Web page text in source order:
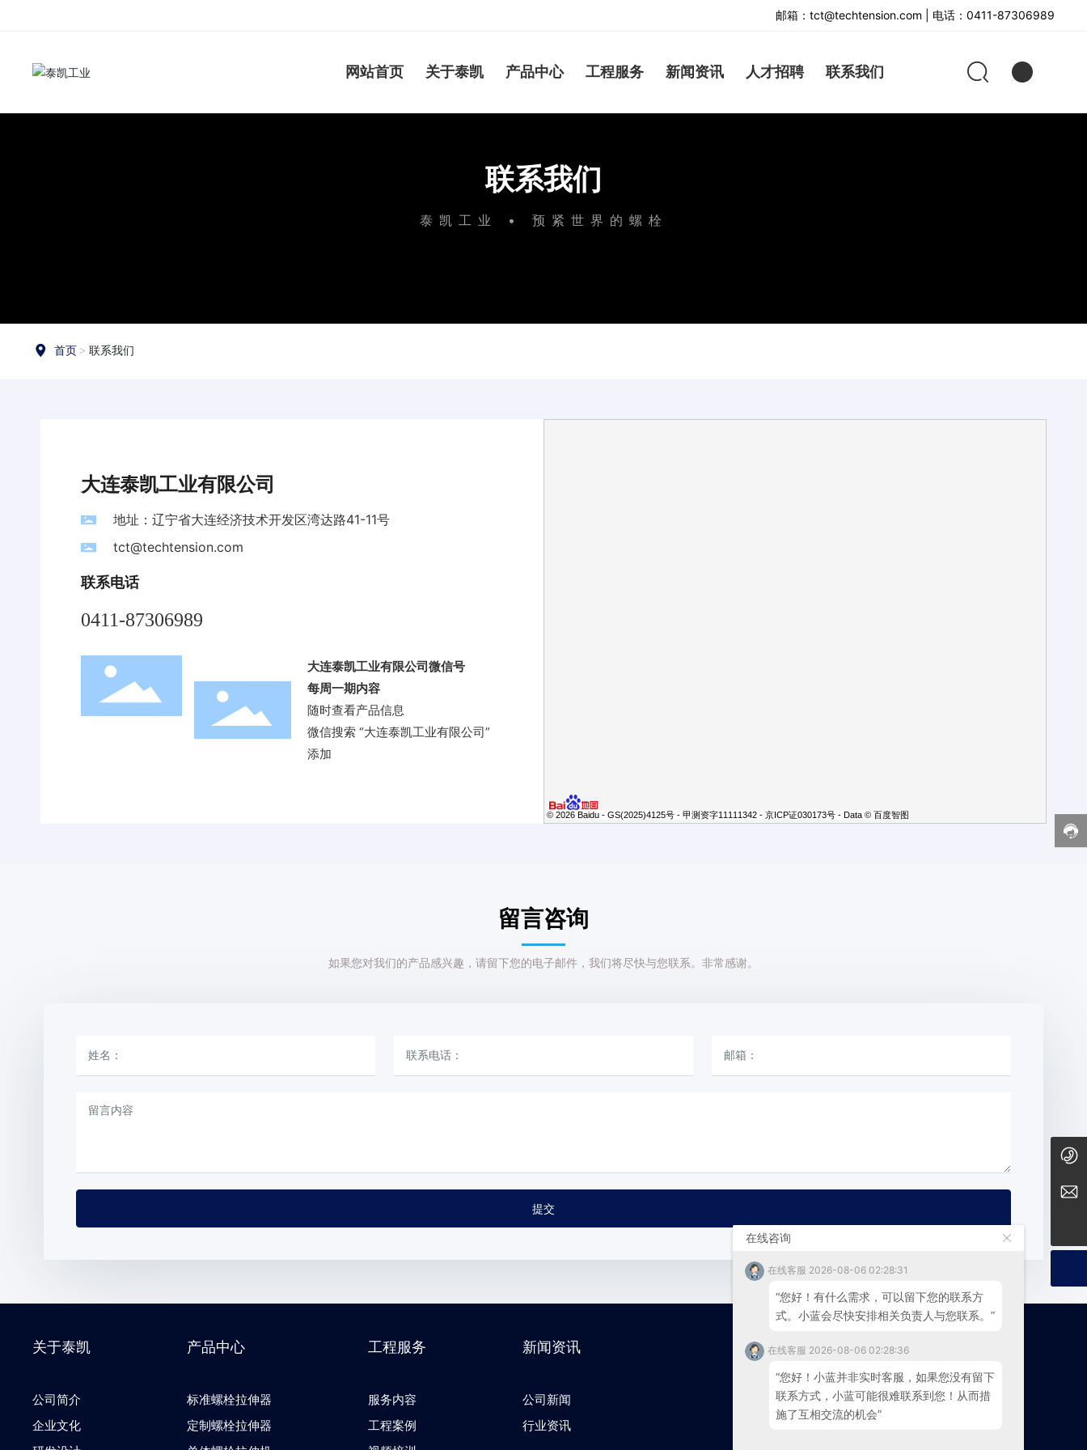
邮箱：tct@techtension.com | 电话：0411-87306989
网站首页 关于泰凯 产品中心 工程服务 新闻资讯 人才招聘 联系我们
联系我们
泰凯工业 • 预紧世界的螺栓
首页 联系我们
大连泰凯工业有限公司
地址：辽宁省大连经济技术开发区湾达路41-11号
tct@techtension.com
联系电话
0411-87306989
大连泰凯工业有限公司微信号
每周一期内容
随时查看产品信息
微信搜索 “大连泰凯工业有限公司”
添加
© 2026 Baidu - GS(2025)4125号 - 甲测资字11111342 - 京ICP证030173号 - Data © 百度智图
留言咨询
如果您对我们的产品感兴趣，请留下您的电子邮件，我们将尽快与您联系。非常感谢。
提交
关于泰凯
公司简介
企业文化
产品中心
标准螺栓拉伸器
定制螺栓拉伸器
工程服务
服务内容
工程案例
新闻资讯
公司新闻
行业资讯
联系我们
0411-87306989
电话：0411-87306989
tct@techtension.com
在线咨询
在线客服 2026-08-06 02:28:31
“您好！有什么需求，可以留下您的联系方
式。小蓝会尽快安排相关负责人与您联系。”
在线客服 2026-08-06 02:28:36
“您好！小蓝并非实时客服，如果您没有留下
联系方式，小蓝可能很难联系到您！从而措
施了互相交流的机会”